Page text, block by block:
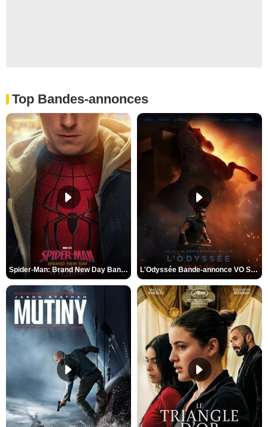
Top Bandes-annonces
Spider-Man: Brand New Day Bande-annonce VO STFR L'Odyssée Bande-annonce VO STFR